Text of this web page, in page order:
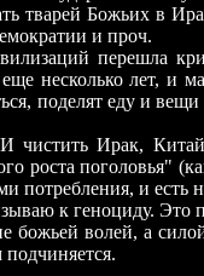
тварей Божьих в
и проч.
перешла
несколько лет,
поделят еду и
чистить Ирак,
роста поголовья"
потребления, и есть
к геноциду. Это
волей, а силой
подчиняется.